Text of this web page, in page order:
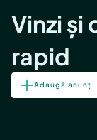
Vinzi și
rapid
Adaugă anunț